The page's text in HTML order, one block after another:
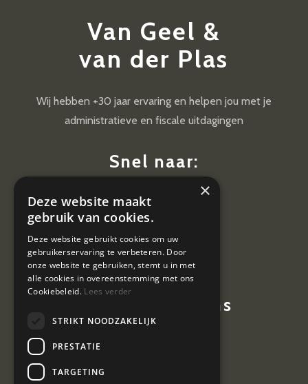
Van Geel &
van der Plas
Wij hebben +30 jaar ervaring en helpen jou met je
administratieve en fiscale uitdagingen
Snel naar:
Diensten
Vacatures
Contactgegevens
×
Deze website maakt
gebruik van cookies.
Deze website gebruikt cookies om uw
gebruikerservaring te verbeteren. Door
onze website te gebruiken, stemt u in met
alle cookies in overeenstemming met ons
Cookiebeleid. Lees verder
STRIKT NOODZAKELIJK
PRESTATIE
TARGETING